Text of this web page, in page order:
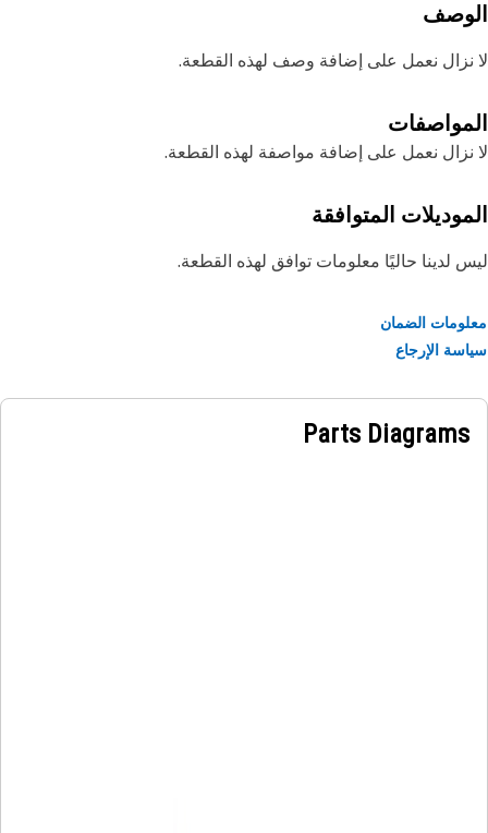
نزال نعمل على إضافة وصف لهذه القطعة.
نعمل على إضافة مواصفة لهذه القطعة.
المتوافقة
لدينا حاليًا معلومات توافق لهذه القطعة.
الضمان
الإرجاع
Parts Diagrams